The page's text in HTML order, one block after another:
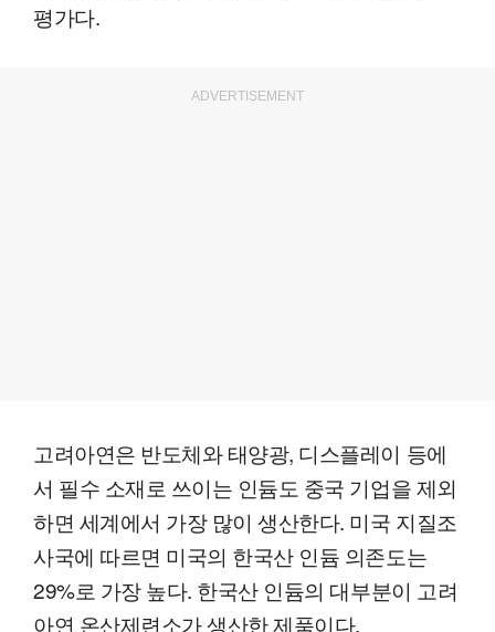
평가다.
ADVERTISEMENT
고려아연은 반도체와 태양광, 디스플레이 등에
서 필수 소재로 쓰이는 인듐도 중국 기업을 제외
하면 세계에서 가장 많이 생산한다. 미국 지질조
사국에 따르면 미국의 한국산 인듐 의존도는
29%로 가장 높다. 한국산 인듐의 대부분이 고려
아연 온산제련소가 생산한 제품이다.